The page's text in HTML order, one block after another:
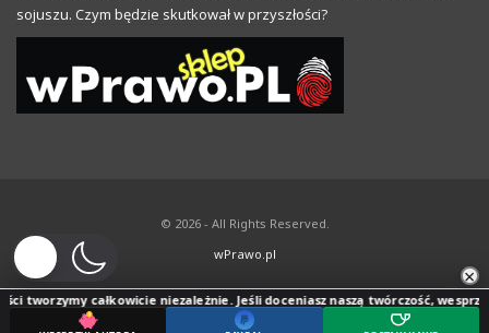
sojuszu. Czym będzie skutkował w przyszłości?
© 2026 - All Rights Reserved.
wPrawo.pl
×
tworzymy całkowicie niezależnie. Jeśli doceniasz naszą twórczość, wesprzyj